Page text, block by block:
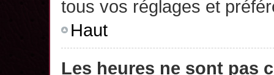
tous vos réglages et
Haut
Les heures ne sont pas